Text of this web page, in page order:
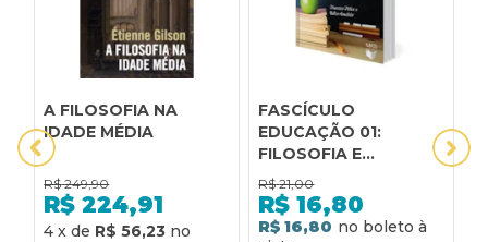
A FILOSOFIA NA
IDADE MÉDIA
R$ 249,90
R$ 224,91
4 x de R$ 56,23
FASCÍCULO
EDUCAÇÃO 01:
FILOSOFIA E
EDUCAÇÃO
R$ 21,00
R$ 16,80
R$ 16,80